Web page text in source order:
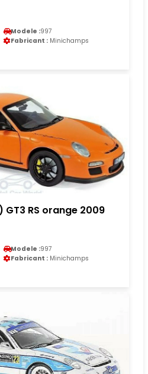
Modele :997
Fabricant : Minichamps
GT3 RS orange 2009
Modele :997
Fabricant : Minichamps